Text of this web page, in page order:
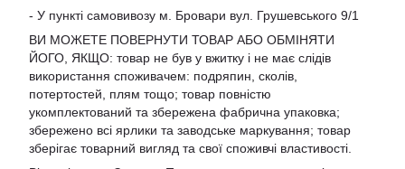
- У пункті самовивозу м. Бровари вул. Грушевського 9/1
ВИ МОЖЕТЕ ПОВЕРНУТИ ТОВАР АБО ОБМІНЯТИ
ЙОГО, ЯКЩО: товар не був у вжитку і не має слідів
використання споживачем: подряпин, сколів,
потертостей, плям тощо; товар повністю
укомплектований та збережена фабрична упаковка;
збережено всі ярлики та заводське маркування; товар
зберігає товарний вигляд та свої споживчі властивості.